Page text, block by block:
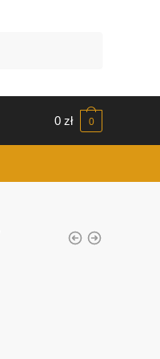
0 zł 0